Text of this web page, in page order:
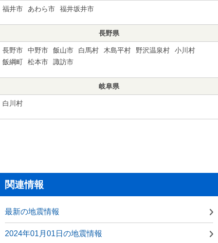
福井市 あわら市 福井坂井市
長野県
長野市 中野市 飯山市 白馬村 木島平村 野沢温泉村
小川村
飯綱町
松本市 諏訪市
岐阜県
白川村
関連情報
最新の地震情報
2024年01月01日の地震情報